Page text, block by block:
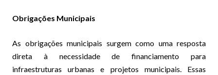
Obrigações Municipais
As obrigações municipais surgem como uma resposta
direta à necessidade de financiamento para
infraestruturas urbanas e projetos municipais. Essas